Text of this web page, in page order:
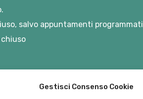
Gestisci Consenso Cookie
salvo appuntamenti programmati